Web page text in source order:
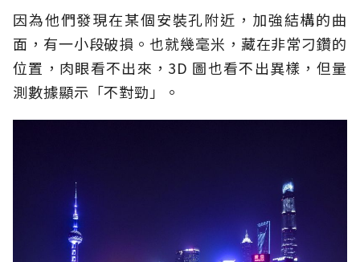
因為他們發現在某個安裝孔附近，加強結構的曲
面，有一小段破損。也就幾毫米，藏在非常刁鑽的
位置，肉眼看不出來，3D 圖也看不出異樣，但量
測數據顯示「不對勁」。